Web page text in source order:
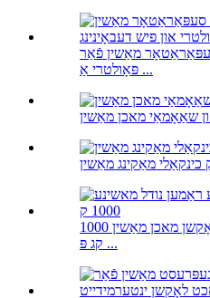
מאַשין פֿאַר
פּאָולטרי אַ ...
שאַאָמאַי מאכן מאַשין
מאַקינג מאַשין
פול אויטאָמאַטיש ראַמען לאָקשן מאכן מאַשין 1000
קג פּ ...